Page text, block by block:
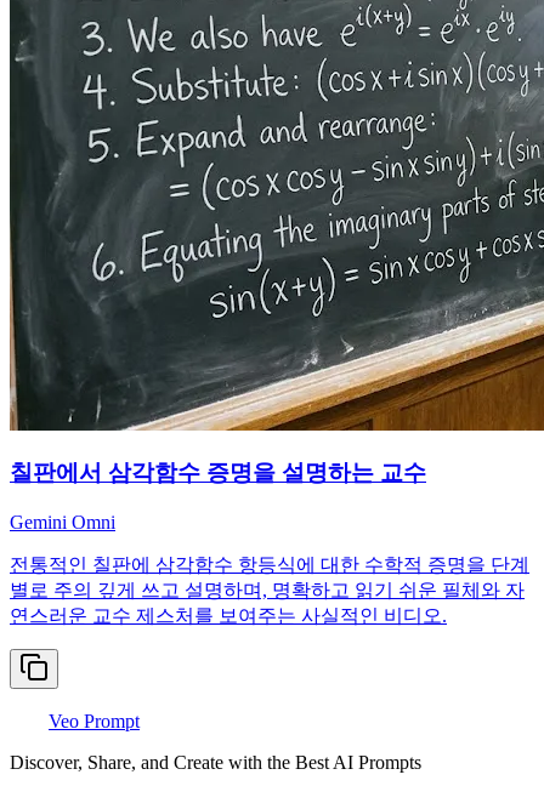
칠판에서 삼각함수 증명을 설명하는 교수
Gemini Omni
전통적인 칠판에 삼각함수 항등식에 대한 수학적 증명을 단계
별로 주의 깊게 쓰고 설명하며, 명확하고 읽기 쉬운 필체와 자
연스러운 교수 제스처를 보여주는 사실적인 비디오.
Veo Prompt
Discover, Share, and Create with the Best AI Prompts